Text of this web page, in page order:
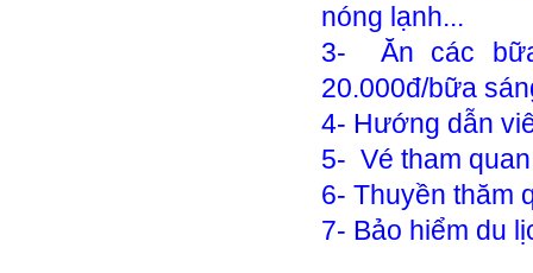
nóng lạnh...
3- Ăn các
20.000đ/bữa
4- Hướng dẫn
5- Vé tham
6- Thuyền thăm
7- Bảo hiểm du